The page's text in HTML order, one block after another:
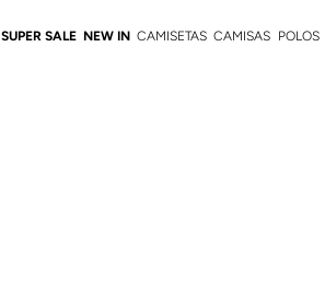
SUPER SALE NEW IN CAMISETAS CAMISAS POLOS